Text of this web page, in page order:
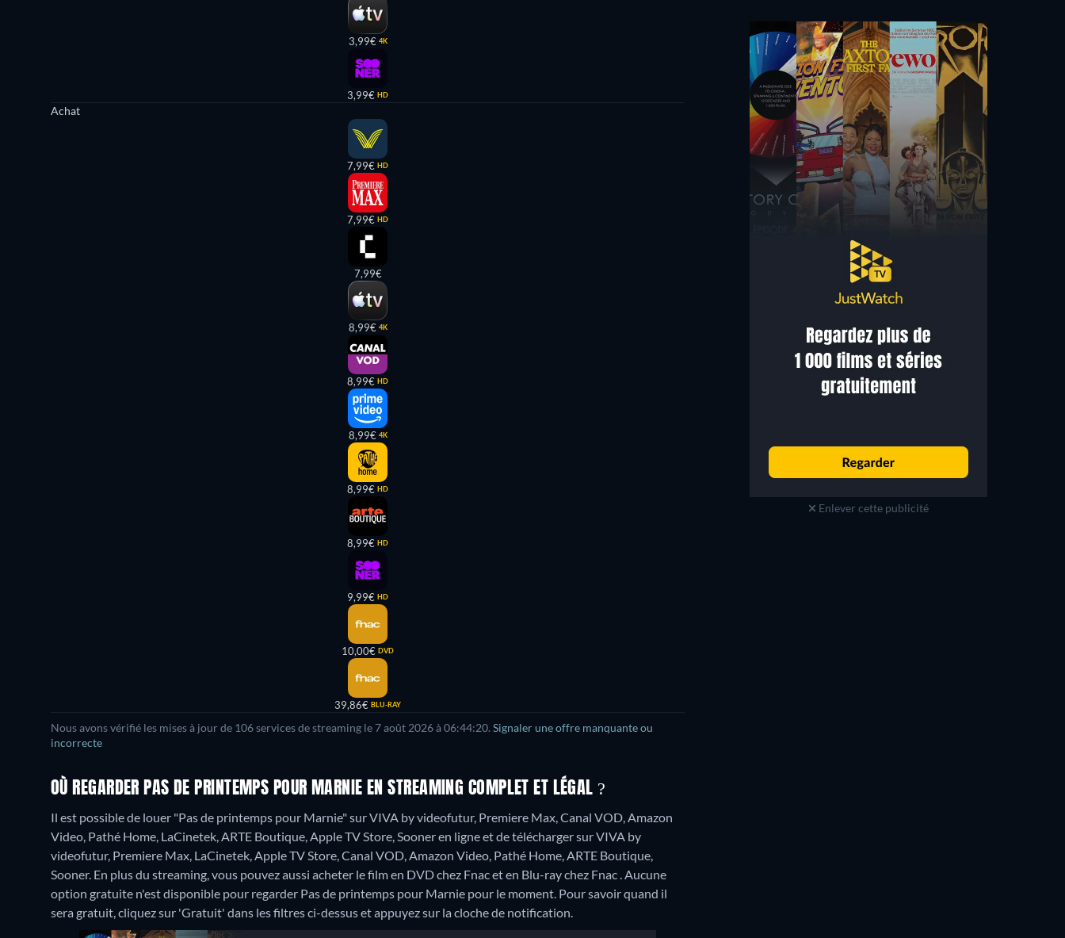
3,99€ 4K
3,99€ HD
Achat
7,99€ HD
7,99€ HD
7,99€
8,99€ 4K
8,99€ HD
8,99€ 4K
8,99€ HD
8,99€ HD
9,99€ HD
10,00€ DVD
39,86€ BLU-RAY
Nous avons vérifié les mises à jour de 106 services de streaming le 7 août 2026 à 06:44:20. Signaler une offre manquante ou
incorrecte
OÙ REGARDER PAS DE PRINTEMPS POUR MARNIE EN STREAMING COMPLET ET LÉGAL ?
Il est possible de louer "Pas de printemps pour Marnie" sur VIVA by videofutur, Premiere Max, Canal VOD, Amazon
Video, Pathé Home, LaCinetek, ARTE Boutique, Apple TV Store, Sooner en ligne et de télécharger sur VIVA by
videofutur, Premiere Max, LaCinetek, Apple TV Store, Canal VOD, Amazon Video, Pathé Home, ARTE Boutique,
Sooner. En plus du streaming, vous pouvez aussi acheter le film en DVD chez Fnac et en Blu-ray chez Fnac .Aucune
option gratuite n'est disponible pour regarder Pas de printemps pour Marnie pour le moment. Pour savoir quand il
sera gratuit, cliquez sur 'Gratuit' dans les filtres ci-dessus et appuyez sur la cloche de notification.
Enlever cette publicité